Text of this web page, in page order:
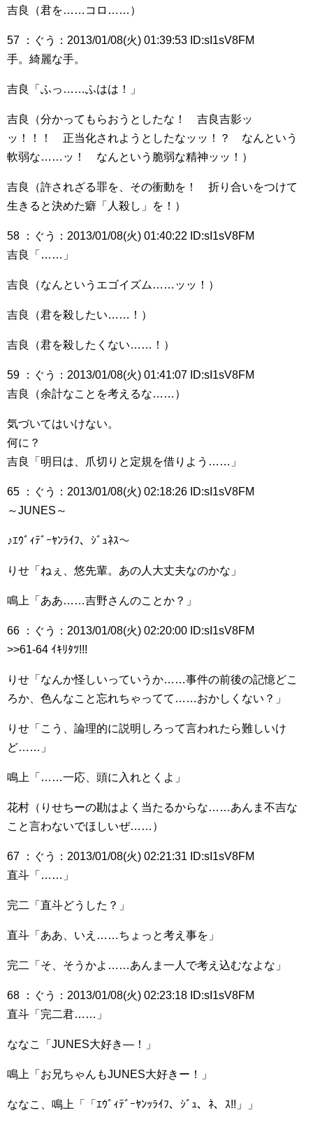
吉良（君を……コロ……）
57 ：ぐう：2013/01/08(火) 01:39:53 ID:sI1sV8FM
手。綺麗な手。
吉良「ふっ……ふはは！」
吉良（分かってもらおうとしたな！ 吉良吉影ッ
ッ！！！ 正当化されようとしたなッッ！？ なんという
軟弱な……ッ！ なんという脆弱な精神ッッ！）
吉良（許されざる罪を、その衝動を！ 折り合いをつけて
生きると決めた癖「人殺し」を！）
58 ：ぐう：2013/01/08(火) 01:40:22 ID:sI1sV8FM
吉良「……」
吉良（なんというエゴイズム……ッッ！）
吉良（君を殺したい……！）
吉良（君を殺したくない……！）
59 ：ぐう：2013/01/08(火) 01:41:07 ID:sI1sV8FM
吉良（余計なことを考えるな……）
気づいてはいけない。
何に？
吉良「明日は、爪切りと定規を借りよう……」
65 ：ぐう：2013/01/08(火) 02:18:26 ID:sI1sV8FM
～JUNES～
♪ｴｳﾞｨﾃﾞｰﾔﾝﾗｲﾌ、ｼﾞｭﾈｽ～
りせ「ねぇ、悠先輩。あの人大丈夫なのかな」
鳴上「ああ……吉野さんのことか？」
66 ：ぐう：2013/01/08(火) 02:20:00 ID:sI1sV8FM
>>61-64 ｲｷﾘﾀﾂ!!!
りせ「なんか怪しいっていうか……事件の前後の記憶どこ
ろか、色んなこと忘れちゃってて……おかしくない？」
りせ「こう、論理的に説明しろって言われたら難しいけ
ど……」
鳴上「……一応、頭に入れとくよ」
花村（りせちーの勘はよく当たるからな……あんま不吉な
こと言わないでほしいぜ……）
67 ：ぐう：2013/01/08(火) 02:21:31 ID:sI1sV8FM
直斗「……」
完二「直斗どうした？」
直斗「ああ、いえ……ちょっと考え事を」
完二「そ、そうかよ……あんま一人で考え込むなよな」
68 ：ぐう：2013/01/08(火) 02:23:18 ID:sI1sV8FM
直斗「完二君……」
ななこ「JUNES大好き―！」
鳴上「お兄ちゃんもJUNES大好きー！」
ななこ、鳴上「「ｴｳﾞｨﾃﾞｰﾔﾝｯﾗｲﾌ、ｼﾞｭ、ﾈ、ｽ!!」」